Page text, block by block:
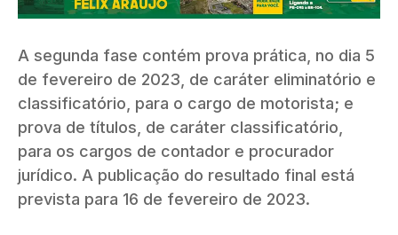
A segunda fase contém prova prática, no dia 5
de fevereiro de 2023, de caráter eliminatório e
classificatório, para o cargo de motorista; e
prova de títulos, de caráter classificatório,
para os cargos de contador e procurador
jurídico. A publicação do resultado final está
prevista para 16 de fevereiro de 2023.